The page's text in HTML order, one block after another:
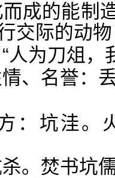
成的能制
交际的动
为刀俎，
、名誉：
：坑洼。
。焚书坑